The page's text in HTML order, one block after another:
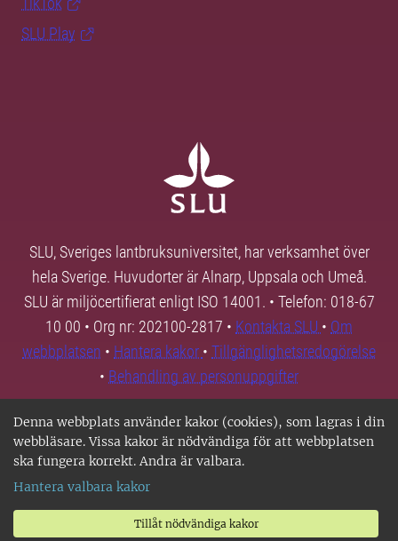
Denna webbplats använder kakor (cookies), som lagras i din
webbläsare. Vissa kakor är nödvändiga för att webbplatsen
ska fungera korrekt. Andra är valbara.
Hantera valbara kakor
Tillåt nödvändiga kakor
SLU Play
SLU, Sveriges lantbruksuniversitet, har verksamhet över
hela Sverige. Huvudorter är Alnarp, Uppsala och Umeå.
SLU är miljöcertifierat enligt ISO 14001. • Telefon: 018-67
10 00 • Org nr: 202100-2817 • Kontakta SLU • Om
webbplatsen • Hantera kakor • Tillgänglighetsredogörelse
• Behandling av personuppgifter